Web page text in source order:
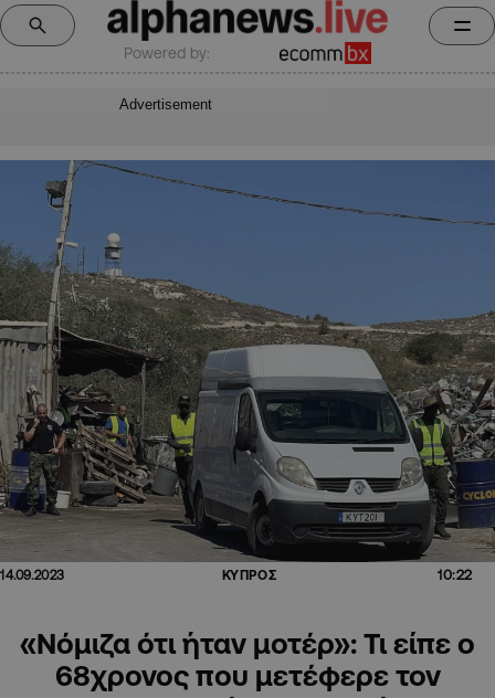
Powered by:
Advertisement
14.09.2023 ΚΥΠΡΟΣ 10:22
«Νόμιζα ότι ήταν μοτέρ»: Τι είπε ο
68χρονος που μετέφερε τον